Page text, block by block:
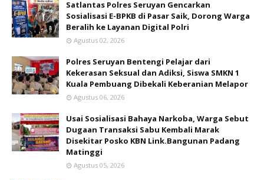
Satlantas Polres Seruyan Gencarkan
Sosialisasi E-BPKB di Pasar Saik, Dorong Warga
Beralih ke Layanan Digital Polri
Agustus 02, 2026
Polres Seruyan Bentengi Pelajar dari
Kekerasan Seksual dan Adiksi, Siswa SMKN 1
Kuala Pembuang Dibekali Keberanian Melapor
Agustus 06, 2026
Usai Sosialisasi Bahaya Narkoba, Warga Sebut
Dugaan Transaksi Sabu Kembali Marak
Disekitar Posko KBN Link.Bangunan Padang
Matinggi
Agustus 05, 2026